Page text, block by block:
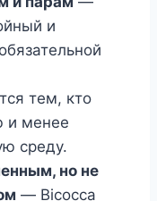
и
тем, кто
и менее
среду.
но не
— Bicocca